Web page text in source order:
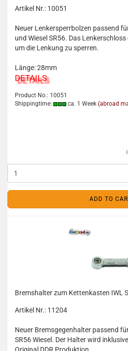
Artikel Nr.: 10051
Neuer Lenkersperrbolzen passend
und Wiesel SR56. Das
um die Lenkung zu sperren.
Länge: 28mm
DETAILS
Product No.: 10051
Shippingtime:
ca. 1 Week (abroad
ADD TO
Bremshalter zum Kettenkasten IWL
Artikel Nr.: 11204
Neuer Bremsgegenhalter passend
SR56 Wiesel. Der Halter wird